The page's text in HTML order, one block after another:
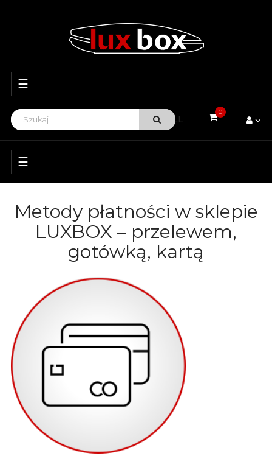
Przełącz
nawigację
☰
VIEW ALL
0
Przełącz
nawigację
☰
Metody płatności w sklepie
LUXBOX – przelewem,
gotówką, kartą